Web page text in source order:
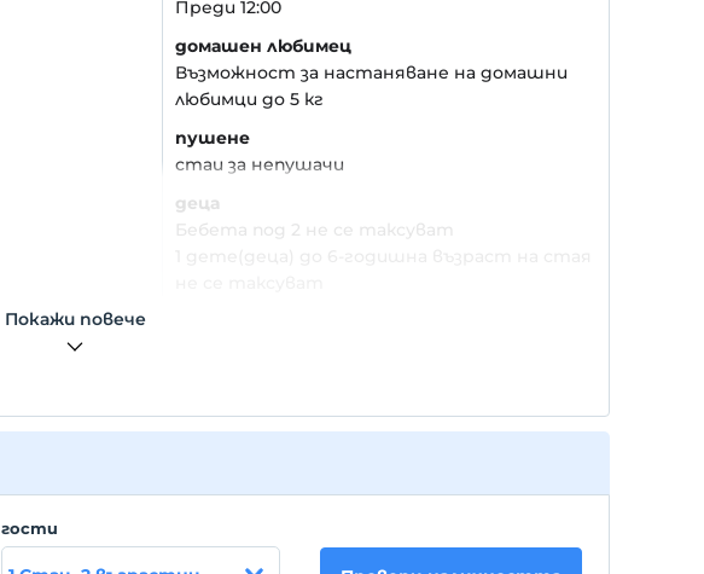
Преди 12:00
домашен любимец
Възможност за настаняване на домашни
любимци до 5 кг
пушене
стаи за непушачи
деца
Бебета под 2 не се таксуват
Покажи повече
гости